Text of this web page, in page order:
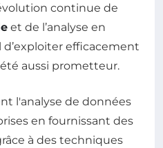
continue de
et de l’analyse en
efficacement
été aussi prometteur.